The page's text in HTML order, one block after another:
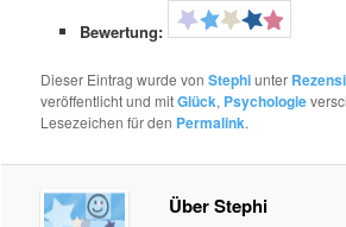
Bewertung:
Dieser Eintrag wurde vonStephiunter
veröffentlicht und mitGlück, Psychologie
Lesezeichen für den Permalink.
Über Stephi